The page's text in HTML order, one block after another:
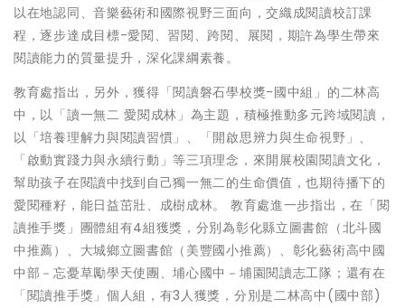
以在地認同、音樂藝術和國際視野三面向，交織成閱讀校訂課
程，逐步達成目標-愛閱、習閱、跨閱、展閱，期許為學生帶來
閱讀能力的質量提升，深化課綱素養。
教育處指出，另外，獲得「閱讀磐石學校獎-國中組」的二林高
中，以「讀一無二 愛閱成林」為主題，積極推動多元跨域閱讀，
以「培養理解力與閱讀習慣」、「開啟思辨力與生命視野」、
「啟動實踐力與永續行動」等三項理念，來開展校園閱讀文化，
幫助孩子在閱讀中找到自己獨一無二的生命價值，也期待播下的
愛閱種籽，能日益茁壯、成樹成林。 教育處進一步指出，在「閱
讀推手獎」團體組有4組獲獎，分別為彰化縣立圖書館（北斗國
中推薦）、大城鄉立圖書館（美豐國小推薦）、彰化藝術高中國
中部－忘憂草勵學天使團、埔心國中－埔園閱讀志工隊；還有在
「閱讀推手獎」個人組，有3人獲獎，分別是二林高中(國中部)